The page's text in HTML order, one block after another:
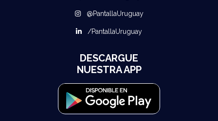
@PantallaUruguay
/PantallaUruguay
DESCARGUE
NUESTRA APP